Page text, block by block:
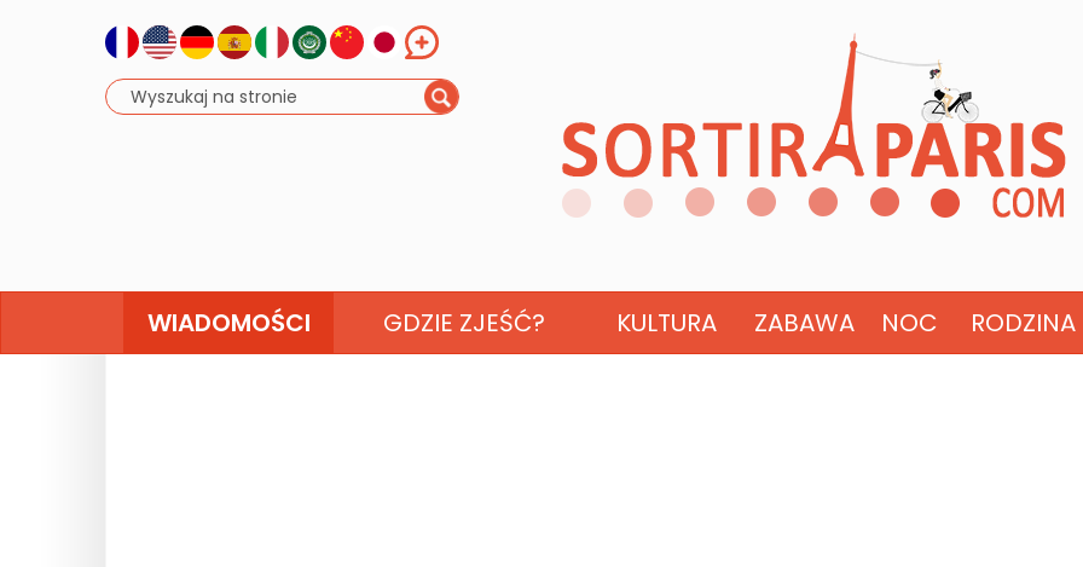
WIADOMOŚCI GDZIE ZJEŚĆ? KULTURA ZABAWA NOC RODZINA